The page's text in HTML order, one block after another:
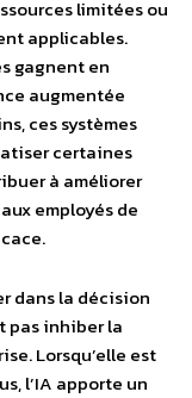
limitées ou
applicables.
gagnent en
augmentée
ces systèmes
certaines
à améliorer
employés de
dans la décision
pas inhiber la
Lorsqu’elle est
l’IA apporte un